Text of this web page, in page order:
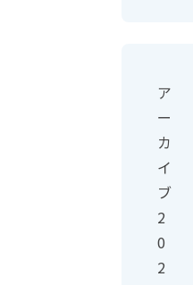
ア
ー
カ
イ
ブ
2
0
2